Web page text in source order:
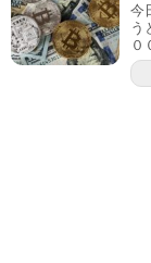
今
う
０